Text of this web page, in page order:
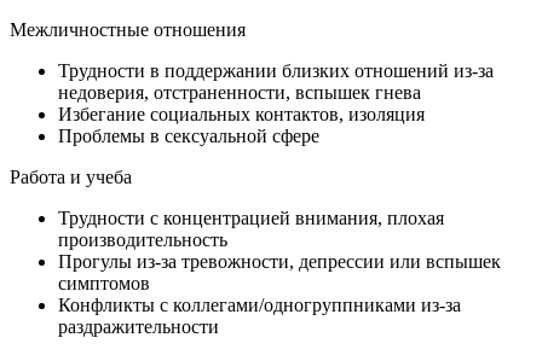
Межличностные отношения
Трудности в поддержании близких отношений из-за
недоверия, отстраненности, вспышек гнева
Избегание социальных контактов, изоляция
Проблемы в сексуальной сфере
Работа и учеба
Трудности с концентрацией внимания, плохая
производительность
Прогулы из-за тревожности, депрессии или вспышек
симптомов
Конфликты с коллегами/одногруппниками из-за
раздражительности